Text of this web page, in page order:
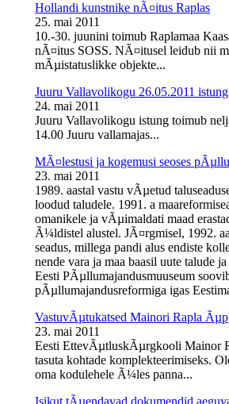
Hollandi kunstnike nÃ¤itus Raplas
25. mai 2011
10.-30. juunini toimub Raplamaa
nÃ¤itus SOSS. NÃ¤itusel leidub nii
mÃµistatuslikke objekte...
Juuru Vallavolikogu 26.05.2011 istung
24. mai 2011
Juuru Vallavolikogu istung toimub
14.00 Juuru vallamajas...
MÃ¤lestusi ja kogemusi seoses
23. mai 2011
1989. aastal vastu vÃµetud
loodud taludele. 1991. a
omanikele ja vÃµimaldati maad
Ã¼ldistel alustel. JÃ¤rgmisel, 1992.
seadus, millega pandi alus endiste
nende vara ja maa baasil uute talude
Eesti PÃµllumajandusmuuseum
pÃµllumajandusreformiga igas
VastuvÃµtukatsed Mainori Rapla
23. mai 2011
Eesti EttevÃµtluskÃµrgkooli Mainor
tasuta kohtade komplekteerimiseks.
oma kodulehele Ã¼les panna...
Isikut tÃµendavad dokumendid